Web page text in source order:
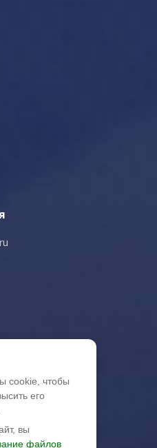
cookie, чтобы
его
вы
файлов